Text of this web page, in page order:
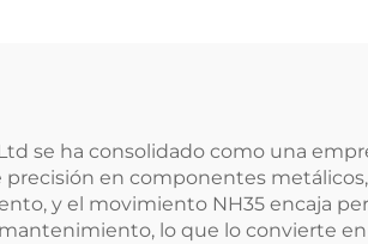
se ha consolidado como una
en componentes
y el movimiento NH35 encaja
lo que lo convierte